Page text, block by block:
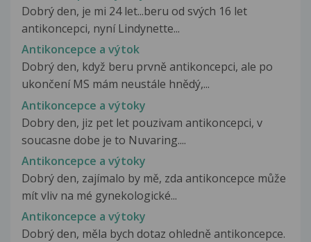
Dobrý den, je mi 24 let...beru od svých 16 let
antikoncepci, nyní Lindynette...
Antikoncepce a výtok
Dobrý den, když beru prvně antikoncepci, ale po
ukončení MS mám neustále hnědý,...
Antikoncepce a výtoky
Dobry den, jiz pet let pouzivam antikoncepci, v
soucasne dobe je to Nuvaring....
Antikoncepce a výtoky
Dobrý den, zajímalo by mě, zda antikoncepce může
mít vliv na mé gynekologické...
Antikoncepce a výtoky
Dobrý den, měla bych dotaz ohledně antikoncepce.